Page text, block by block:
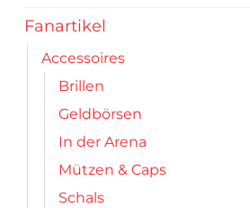
Fanartikel
Accessoires
Brillen
Geldbörsen
In der Arena
Mützen & Caps
Schals